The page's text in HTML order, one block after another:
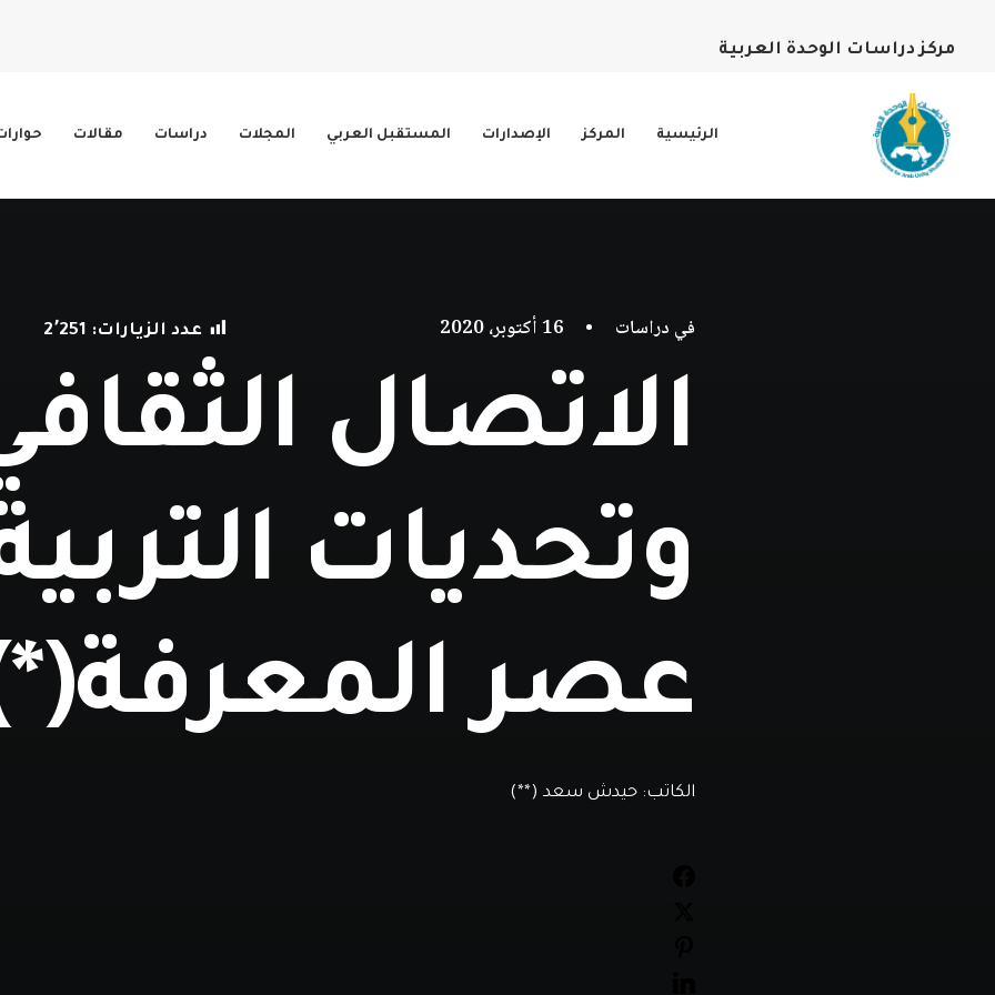
مركز دراسات الوحدة العربية
الرئيسية المركز الإصدارات المستقبل العربي المجلات دراسات مقالات
في دراسات • 16 أكتوبر، 2020 عدد الزيارات: 2٬251
الاتصال
وتحديات
عصر
الكاتب: حيدش سعد (**)